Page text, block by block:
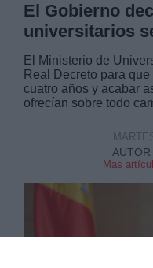
El Gobierno
universitarios
El Ministerio de
Real Decreto para
cuatro años y acabar
ofrecían sobre todo
Mas